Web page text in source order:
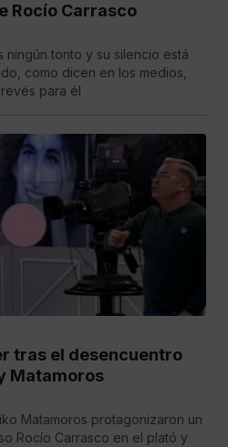
Rocío Carrasco
ningún tonto y su silencio está
como dicen en los medios,
para él
tras el desencuentro
Matamoros
Matamoros protagonizaron un
Rocío Carrasco en el plató y